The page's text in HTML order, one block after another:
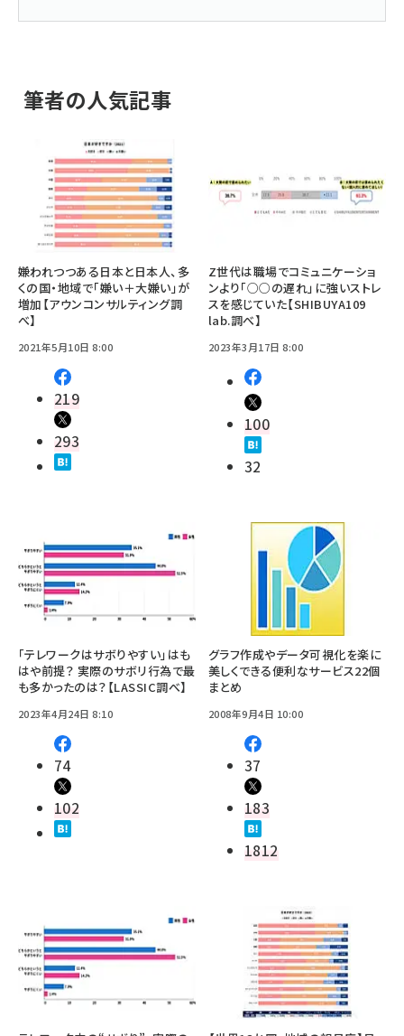
筆者の人気記事
嫌われつつある日本と日本人、多
くの国・地域で「嫌い＋大嫌い」が
増加【アウンコンサルティング調
べ】
2021年5月10日 8:00
219
293
Z世代は職場でコミュニケーショ
ンより「○○の遅れ」に強いストレ
スを感じていた【SHIBUYA109
lab.調べ】
2023年3月17日 8:00
100
32
「テレワークはサボりやすい」はも
はや前提？ 実際のサボリ行為で最
も多かったのは？【LASSIC調べ】
2023年4月24日 8:10
74
102
グラフ作成やデータ可視化を楽に
美しくできる便利なサービス22個
まとめ
2008年9月4日 10:00
37
183
1812